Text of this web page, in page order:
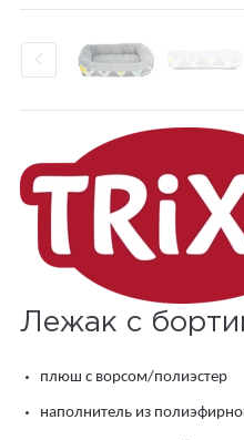
Лежак с
плюш с ворсом/полиэстер
наполнитель из